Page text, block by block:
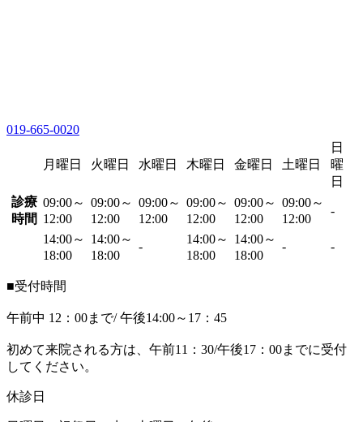
019-665-0020
月曜日 火曜日 水曜日 木曜日 金曜日 土曜日
日
曜
日
診療
時間
09:00～
12:00
09:00～
12:00
09:00～
12:00
09:00～
12:00
09:00～
12:00
09:00～
12:00
-
14:00～
18:00
14:00～
18:00
-
14:00～
18:00
14:00～
18:00
- -
■受付時間
午前中 12：00まで/ 午後14:00～17：45
初めて来院される方は、午前11：30/午後17：00までに受付
してください。
休診日